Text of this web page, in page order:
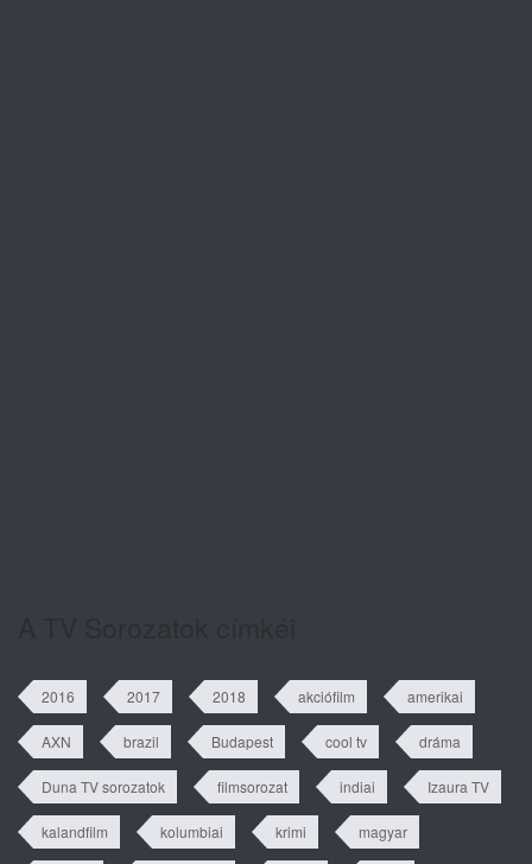
2016 2017 2018 akciófilm amerikai
AXN brazil Budapest cool tv dráma
Duna TV sorozatok filmsorozat indiai Izaura TV
kalandfilm kolumbiai krimi magyar